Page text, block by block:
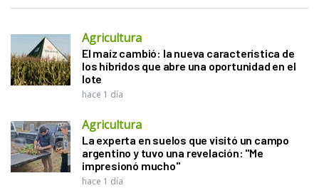
Agricultura
El maíz cambió: la nueva característica de
los híbridos que abre una oportunidad en el
lote
hace 1 día
Agricultura
La experta en suelos que visitó un campo
argentino y tuvo una revelación: "Me
impresionó mucho"
hace 1 día